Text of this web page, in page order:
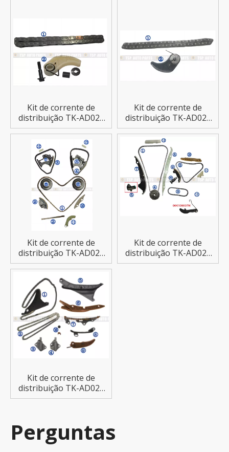
Kit de corrente de
distribuição TK-AD023
para AUDI TT/A4
Kit de corrente de
distribuição TK-AD024
para AUDI TT/A6/A3
Kit de corrente de
distribuição TK-AD025
para AUDI Q7/A6/A7
Kit de corrente de
distribuição TK-AD026
para AUDI A4/Q3Q5
Kit de corrente de
distribuição TK-AD027
para AUDI A7 18-20
Perguntas